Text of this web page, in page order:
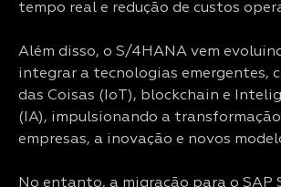
tempo real e redução de custos
Além disso, o S/4HANA vem
integrar a tecnologias emergentes,
das Coisas (IoT), blockchain e
(IA), impulsionando a
empresas, a inovação e novos
No entanto, a migração para o SAP